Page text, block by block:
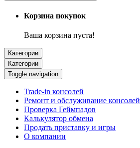
Корзина покупок
Ваша корзина пуста!
Категории
Категории
Toggle navigation
Trade-in консолей
Ремонт и обслуживание консолей
Проверка Геймпадов
Калькулятор обмена
Продать приставку и игры
О компании